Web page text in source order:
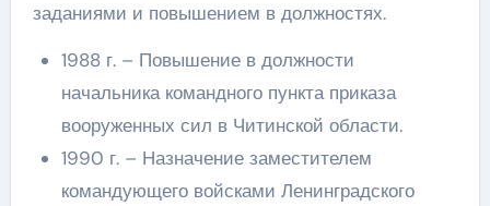
заданиями и повышением в должностях.
1988 г. – Повышение в должности
начальника командного пункта приказа
вооруженных сил в Читинской области.
1990 г. – Назначение заместителем
командующего войсками Ленинградского